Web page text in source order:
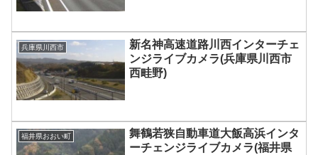
兵庫県川西市
新名神高速道路川西インターチェ
ンジライブカメラ(兵庫県川西市
西畦野)
福井県おおい町
舞鶴若狭自動車道大飯高浜インタ
ーチェンジライブカメラ(福井県